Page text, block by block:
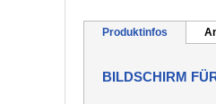
Produktinfos
BILDSCHIRM